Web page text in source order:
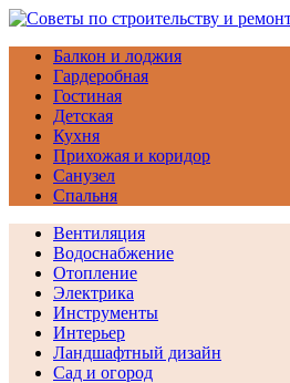
Балкон и лоджия
Гардеробная
Гостиная
Детская
Кухня
Прихожая и коридор
Санузел
Спальня
Вентиляция
Водоснабжение
Отопление
Электрика
Инструменты
Интерьер
Ландшафтный дизайн
Сад и огород